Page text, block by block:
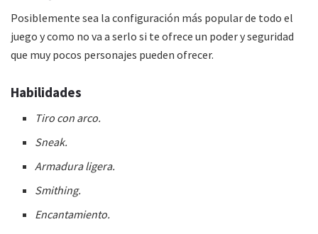
Posiblemente sea la configuración más popular de todo el
juego y como no va a serlo si te ofrece un poder y seguridad
que muy pocos personajes pueden ofrecer.
Habilidades
Tiro con arco.
Sneak.
Armadura ligera.
Smithing.
Encantamiento.